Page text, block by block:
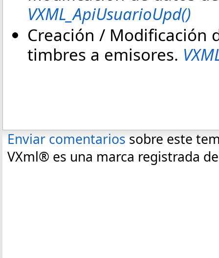
VXML_ApiUsuarioUpd()
Creación / Modificación
timbres a emisores.
Enviar comentarios sobre este
VXml® es una marca registrada